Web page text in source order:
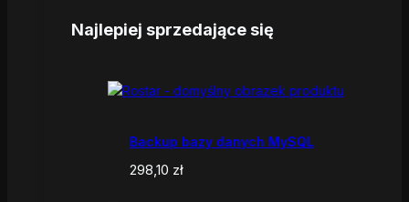
Najlepiej sprzedające się
Backup bazy danych MySQL
298,10 zł